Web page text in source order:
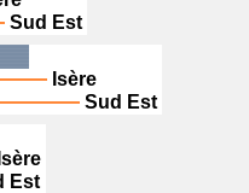
Sud Est
Isère
Sud Est
Isère
Est